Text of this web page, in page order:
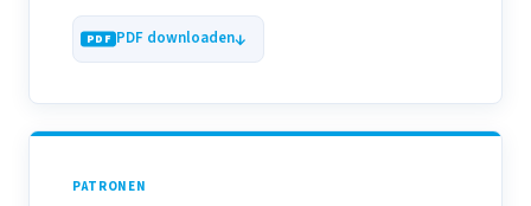
PDF downloaden
PATRONEN